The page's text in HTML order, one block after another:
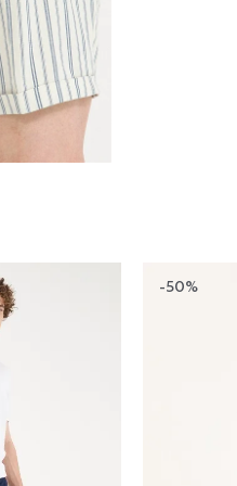
-50%